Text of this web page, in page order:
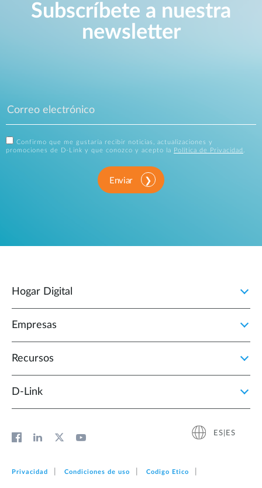
Subscríbete a nuestra
newsletter
Confirmo que me gustaría recibir noticias, actualizaciones y
promociones de D-Link y que conozco y acepto la
Política de Privacidad .
Enviar
Hogar Digital
Empresas
Recursos
D‑Link
ES|ES
Privacidad Condiciones de uso Codigo Etico